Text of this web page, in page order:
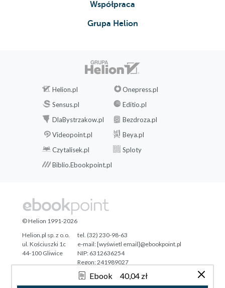
Ebook 40,04 zł
Współpraca
Grupa Helion
Helion.pl
Onepress.pl
Sensus.pl
Editio.pl
DlaBystrzakow.pl
Bezdroza.pl
Videopoint.pl
Beya.pl
Czytalisek.pl
Sploty
Biblio.Ebookpoint.pl
Tonik.pl
© Helion 1991-2026
Helion.pl sp. z o.o.
ul. Kościuszki 1c
44-100 Gliwice
tel. (32) 230-98-63
e-mail:[wyświetl email]@ebookpoint.pl
NIP: 6312636254
Regon: 241989027